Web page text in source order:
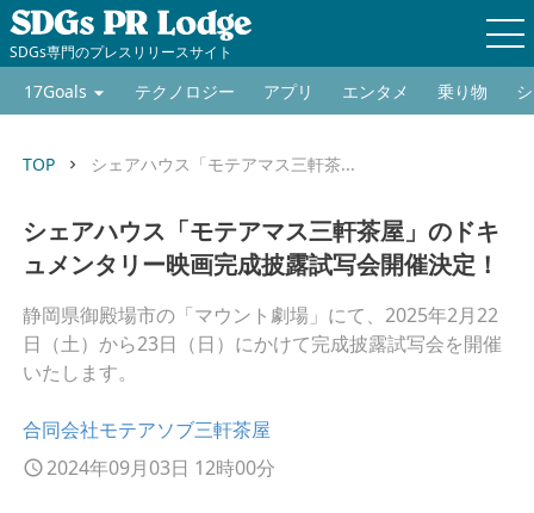
SDGs専門のプレスリリースサイト
17Goals テクノロジー アプリ エンタメ 乗り物
TOP keyboard_arrow_right シェアハウス「モテアマス三軒茶...
シェアハウス「モテアマス三軒茶屋」のドキ
ュメンタリー映画完成披露試写会開催決定！
静岡県御殿場市の「マウント劇場」にて、2025年2月22
日（土）から23日（日）にかけて完成披露試写会を開催
いたします。
合同会社モテアソブ三軒茶屋
2024年09月03日 12時00分